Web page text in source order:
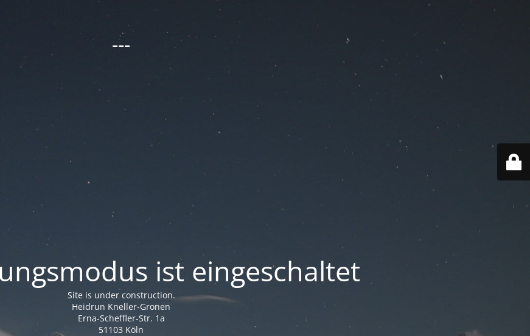
---
ist eingeschaltet
Site is under construction.
Heidrun Kneller-Gronen
Erna-Scheffler-Str. 1a
51103 Köln